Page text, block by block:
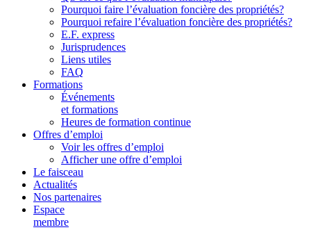
Pourquoi faire l’évaluation foncière des propriétés?
Pourquoi refaire l’évaluation foncière des propriétés?
E.F. express
Jurisprudences
Liens utiles
FAQ
Formations
Événements
et formations
Heures de formation continue
Offres d’emploi
Voir les offres d’emploi
Afficher une offre d’emploi
Le faisceau
Actualités
Nos partenaires
Espace
membre